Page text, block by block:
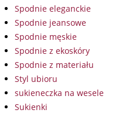
Spodnie eleganckie
Spodnie jeansowe
Spodnie męskie
Spodnie z ekoskóry
Spodnie z materiału
Styl ubioru
sukieneczka na wesele
Sukienki